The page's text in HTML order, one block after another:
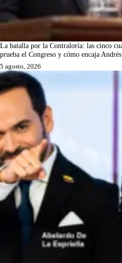
La batalla por la Contraloría: las cinco
prueba el Congreso y cómo encaja
5 agosto, 2026